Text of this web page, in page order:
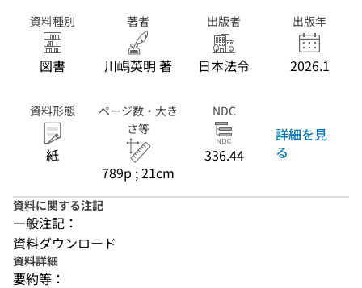
資料種別
図書
著者
川嶋英明 著
出版者
日本法令
出版年
2026.1
資料形態
紙
ページ数・大き
さ等
789p ; 21cm
NDC
336.44
詳細を見
る
資料に関する注記
一般注記：
資料ダウンロード
資料詳細
要約等：